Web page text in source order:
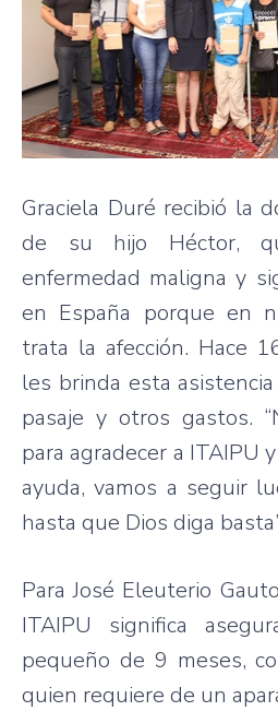
Graciela Duré recibió la
de su hijo Héctor,
enfermedad maligna y
en España porque en
trata la afección. Hace
les brinda esta
pasaje y otros gastos.
para agradecer a ITAIPU
ayuda, vamos a seguir
hasta que Dios diga
Para José Eleuterio
ITAIPU significa
pequeño de 9 meses,
quien requiere de un